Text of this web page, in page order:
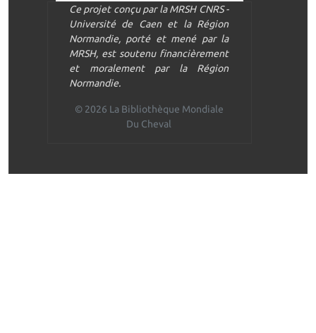
Ce projet conçu par la MRSH CNRS -
Université de Caen et la Région
Normandie, porté et mené par la
MRSH, est soutenu financièrement
et moralement par la Région
Normandie.
© 2026 La Bibliothèque Mondiale
Du Cheval